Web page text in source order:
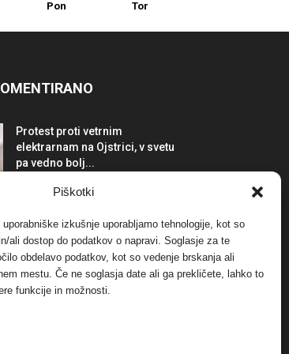
Piškotki
izkušnje uporabljamo tehnologije, kot so
ali dostop do podatkov o napravi. Soglasje za te
obdelavo podatkov, kot so vedenje brskanja ali
mestu. Če ne soglasja date ali ga prekličete, lahko to
funkcije in možnosti.
Pon Tor
Protest proti vetrnim
elektrarnam na Ojstrici, v svetu
pa vedno bolj...
elektrarnam Verbund
Dogodki 29. januarja, 2018
FOTO: Razstava cvetličarskega